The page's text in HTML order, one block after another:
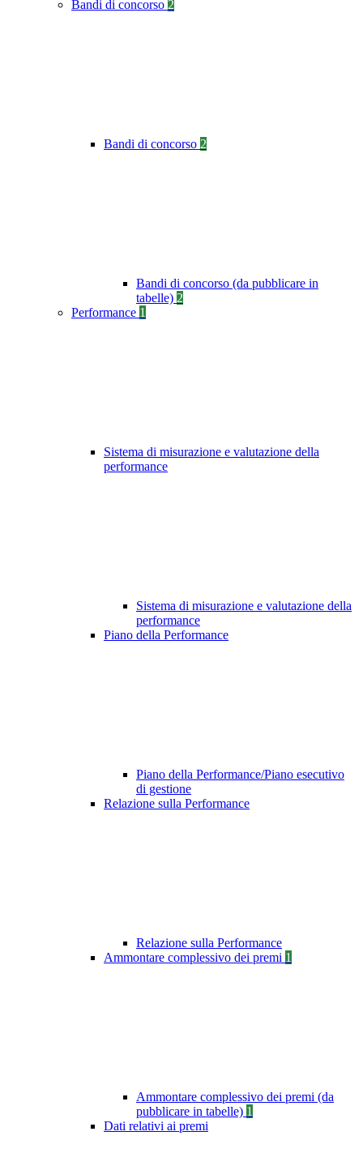
Bandi di concorso 2
Bandi di concorso 2
Bandi di concorso (da pubblicare in
tabelle) 2
Performance 1
Sistema di misurazione e valutazione della
performance
Sistema di misurazione e valutazione della
performance
Piano della Performance
Piano della Performance/Piano esecutivo
di gestione
Relazione sulla Performance
Relazione sulla Performance
Ammontare complessivo dei premi 1
Ammontare complessivo dei premi (da
pubblicare in tabelle) 1
Dati relativi ai premi